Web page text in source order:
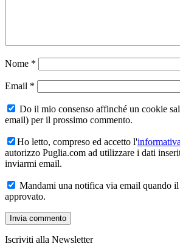
Nome *
Email *
Do il mio consenso affinché un cookie
email) per il prossimo commento.
Ho letto, compreso ed accetto l'
autorizzo Puglia.com ad utilizzare i dati
inviarmi email.
Mandami una notifica via email quando
approvato.
Iscriviti alla Newsletter